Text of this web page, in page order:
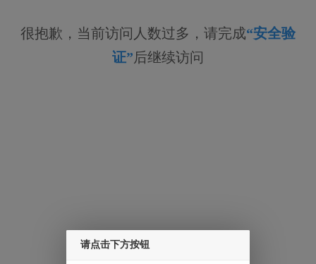
很抱歉，当前访问人数过多，请完成“安全验
证”后继续访问
请点击下方按钮